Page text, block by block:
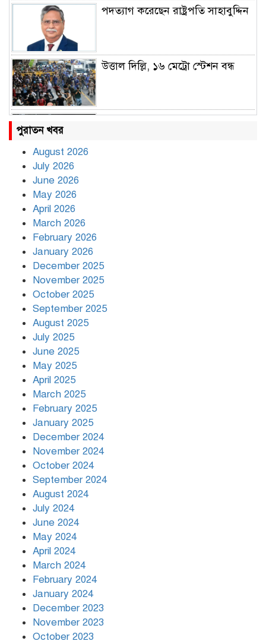
পদত্যাগ করেছেন রাষ্ট্রপতি সাহাবুদ্দিন
উত্তাল দিল্লি, ১৬ মেট্রো স্টেশন বন্ধ
বৃষ্টি থামার নাম নেই, পথে পথে
পুরাতন খবর
August 2026
July 2026
June 2026
May 2026
April 2026
March 2026
February 2026
January 2026
December 2025
November 2025
October 2025
September 2025
August 2025
July 2025
June 2025
May 2025
April 2025
March 2025
February 2025
January 2025
December 2024
November 2024
October 2024
September 2024
August 2024
July 2024
June 2024
May 2024
April 2024
March 2024
February 2024
January 2024
December 2023
November 2023
October 2023